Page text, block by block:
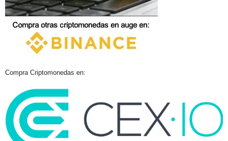
Compra Criptomonedas en: